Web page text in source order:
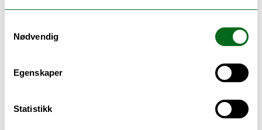
Nødvendig
Egenskaper
Statistikk
Vurderingsform: Dato: Karakterskala:
Oppgave A–E, stryk F
Obligatoriske arbeidskrav: